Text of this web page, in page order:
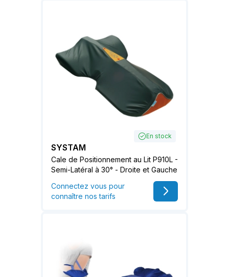
En stock
SYSTAM
Cale de Positionnement au Lit P910L -
Semi-Latéral à 30° - Droite et Gauche
Connectez vous pour
connaître nos tarifs